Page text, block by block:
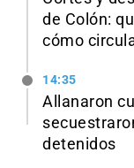
de Colón:
cómo
14:35
Allanaron
detenidos